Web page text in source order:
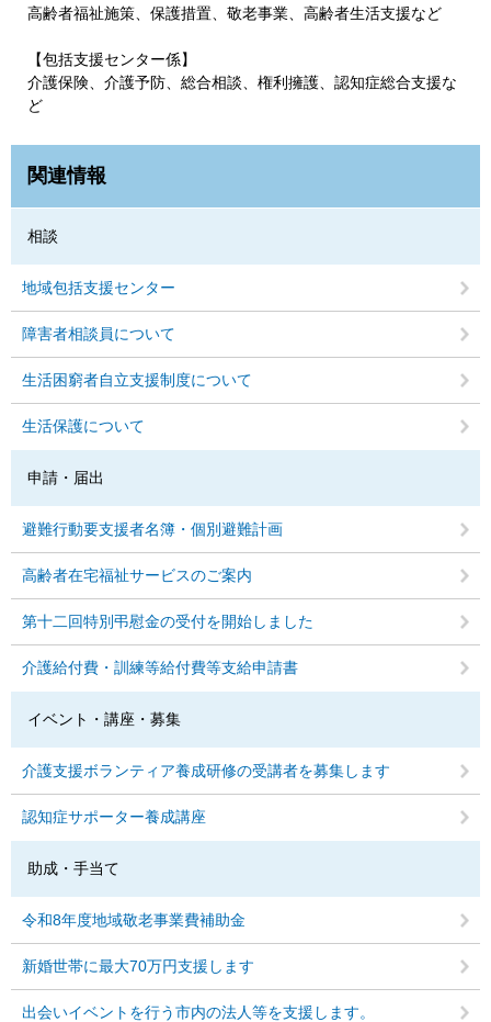
高齢者福祉施策、保護措置、敬老事業、高齢者生活支援など
【包括支援センター係】
介護保険、介護予防、総合相談、権利擁護、認知症総合支援な
ど
関連情報
相談
地域包括支援センター
障害者相談員について
生活困窮者自立支援制度について
生活保護について
申請・届出
避難行動要支援者名簿・個別避難計画
高齢者在宅福祉サービスのご案内
第十二回特別弔慰金の受付を開始しました
介護給付費・訓練等給付費等支給申請書
イベント・講座・募集
介護支援ボランティア養成研修の受講者を募集します
認知症サポーター養成講座
助成・手当て
令和8年度地域敬老事業費補助金
新婚世帯に最大70万円支援します
出会いイベントを行う市内の法人等を支援します。